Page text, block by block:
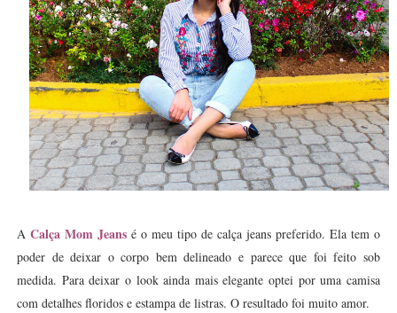
A Calça Mom Jeansé o meu tipo de calça jeans preferido. Ela tem o
poder de deixar o corpo bem delineado e parece que foi feito sob
medida. Para deixar o look ainda mais elegante optei por uma camisa
com detalhes floridos e estampa de listras. O resultado foi muito amor.